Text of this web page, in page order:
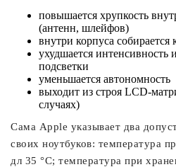
повышается хрупкость
(антенн, шлейфов)
внутри корпуса собирается
ухудшается интенсивность
подсветки
уменьшается автономность
выходит из строя LCD-
случаях)
Сама Apple указывает два
своих ноутбуков: температура
дл 35 °C; температура при